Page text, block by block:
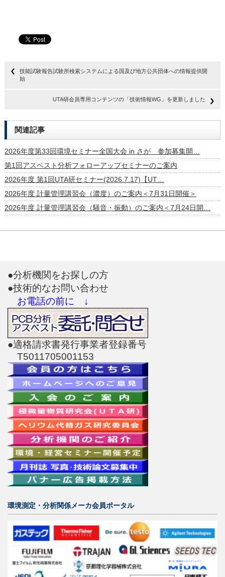
技能試験報告試験所検索システムによる国及び地方公共団体への情報提供開
始
UTA研会員専用コンテンツの「技術情報WG」を更新しました
関連記事
2026年度第33回環境セミナー全国大会 in さが 参加募集開…
第1回アスベスト分析フォローアップセミナーのご案内
2026年度 第1回UTA研セミナー(2026.7.17)【UT…
2026年度 計量管理講習会（濃度）のご案内＜7月31日開催＞
2026年度 計量管理講習会（騒音・振動）のご案内＜7月24日開…
●分析機関をお探しの方
●技術的なお問い合わせ
お電話の前に ↓
●適格請求書発行事業者登録番号
T5011705001153
環境測定・分析関係メーカ会員ポータル